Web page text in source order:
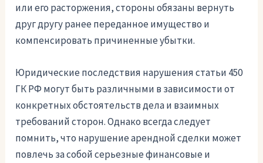
или его расторжения, стороны обязаны вернуть
друг другу ранее переданное имущество и
компенсировать причиненные убытки.
Юридические последствия нарушения статьи 450
ГК РФ могут быть различными в зависимости от
конкретных обстоятельств дела и взаимных
требований сторон. Однако всегда следует
помнить, что нарушение арендной сделки может
повлечь за собой серьезные финансовые и